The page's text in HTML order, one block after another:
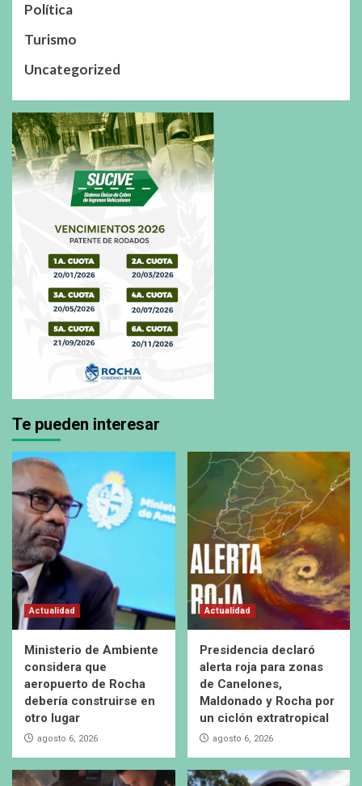
Política
Turismo
Uncategorized
Te pueden interesar
Actualidad
Ministerio de Ambiente
considera que
aeropuerto de Rocha
debería construirse en
otro lugar
agosto 6, 2026
Actualidad
Presidencia declaró
alerta roja para zonas
de Canelones,
Maldonado y Rocha por
un ciclón extratropical
agosto 6, 2026